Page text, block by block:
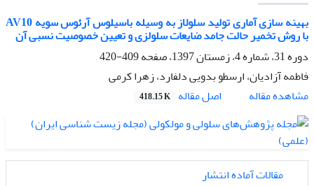
بهینه سازی آماری تولید سلولاز به وسیله باسیلوس آرئوس سویه AV10
با روش تخمیر حالت جامد ضایعات سلولزی و تعیین خصوصیت نسبی آن
دوره 31، شماره 4، زمستان 1397، صفحه
409-420
فاطمه آزادیان، ارسطو بدویی دلفارد، زهرا کرمی
مشاهده مقاله
اصل مقاله 418.15 K
مقالات آماده انتشار